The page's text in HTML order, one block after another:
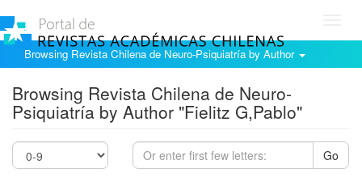
Browsing Revista Chilena de Neuro-Psiquiatría by Author
Browsing Revista Chilena de Neuro-
Psiquiatría by Author "Fielitz G,Pablo"
Go